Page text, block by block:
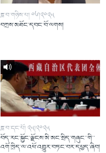
ཟླ་བ་གཉིས་པ། ༠༦།༢༠༢༥
བཀྲས་མཐོང་དབང་བོ་ལགས།
ཟླ་བ་དང་པོ། ༢༥།༢༠༢༥
བོད་རང་སྐྱོང་ལྗོངས་མི་མང་སྲིད་གཞུང་་གི་་
འགོ་ཁྲིད་ལ་འཕོ་འགྱུར་བཏང་བར་དཔྱད་ཞིབ།